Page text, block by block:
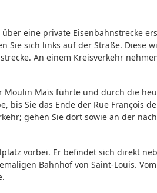
eine private Eisenbahnstrecke
Sie sich links auf der Straße. Diese
An einem Kreisverkehr
Moulin Maïs führte und durch die
bis Sie das Ende der Rue François
gehen Sie dort sowie an der
vorbei. Er befindet sich direkt
Bahnhof von Saint-Louis.